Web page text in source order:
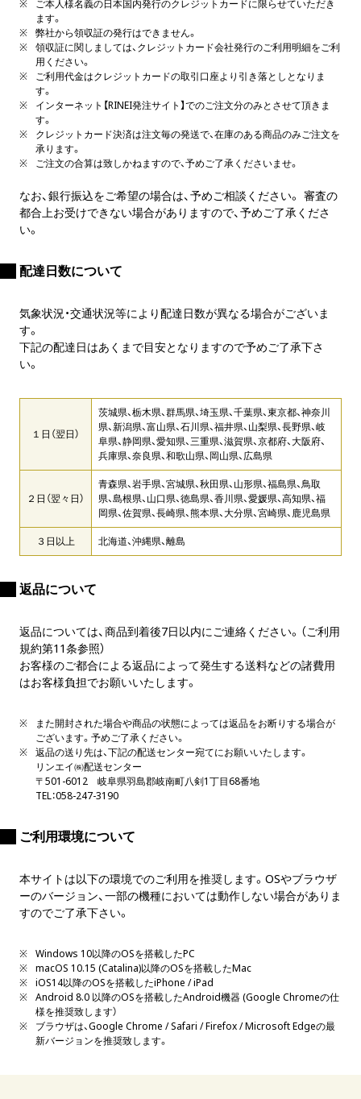
ご本人様名義の日本国内発行のクレジットカードに限らせていただき
ます。
弊社から領収証の発行はできません。
領収証に関しましては、クレジットカード会社発行のご利用明細をご利
用ください。
ご利用代金はクレジットカードの取引口座より引き落としとなりま
す。
インターネット【RINEI発注サイト】でのご注文分のみとさせて頂きま
す。
クレジットカード決済は注文毎の発送で、在庫のある商品のみご注文を
承ります。
ご注文の合算は致しかねますので、予めご了承くださいませ。
なお、銀行振込をご希望の場合は、予めご相談ください。 審査の
都合上お受けできない場合がありますので、予めご了承くださ
い。
配達日数について
気象状況・交通状況等により配達日数が異なる場合がございま
す。
下記の配達日はあくまで目安となりますので予めご了承下さ
い。
１日（翌日）
茨城県、栃木県、群馬県、埼玉県、千葉県、東京都、神奈川
県、新潟県、富山県、石川県、福井県、山梨県、長野県、岐
阜県、静岡県、愛知県、三重県、滋賀県、京都府、大阪府、
兵庫県、奈良県、和歌山県、岡山県、広島県
２日（翌々日）
青森県、岩手県、宮城県、秋田県、山形県、福島県、鳥取
県、島根県、山口県、徳島県、香川県、愛媛県、高知県、福
岡県、佐賀県、長崎県、熊本県、大分県、宮崎県、鹿児島県
３日以上 北海道、沖縄県、離島
返品について
返品については、商品到着後7日以内にご連絡ください。（ご利用
規約第11条参照）
お客様のご都合による返品によって発生する送料などの諸費用
はお客様負担でお願いいたします。
また開封された場合や商品の状態によっては返品をお断りする場合が
ございます。予めご了承ください。
返品の送り先は、下記の配送センター宛てにお願いいたします。
リンエイ㈱配送センター
〒501-6012 岐阜県羽島郡岐南町八剣1丁目68番地
TEL：058-247-3190
ご利用環境について
本サイトは以下の環境でのご利用を推奨します。OSやブラウザ
ーのバージョン、一部の機種においては動作しない場合がありま
すのでご了承下さい。
Windows 10以降のOSを搭載したPC
macOS 10.15 (Catalina)以降のOSを搭載したMac
iOS14以降のOSを搭載したiPhone / iPad
Android 8.0 以降のOSを搭載したAndroid機器 (Google Chromeの仕
様を推奨致します）
ブラウザは、Google Chrome / Safari / Firefox / Microsoft Edgeの最
新バージョンを推奨致します。